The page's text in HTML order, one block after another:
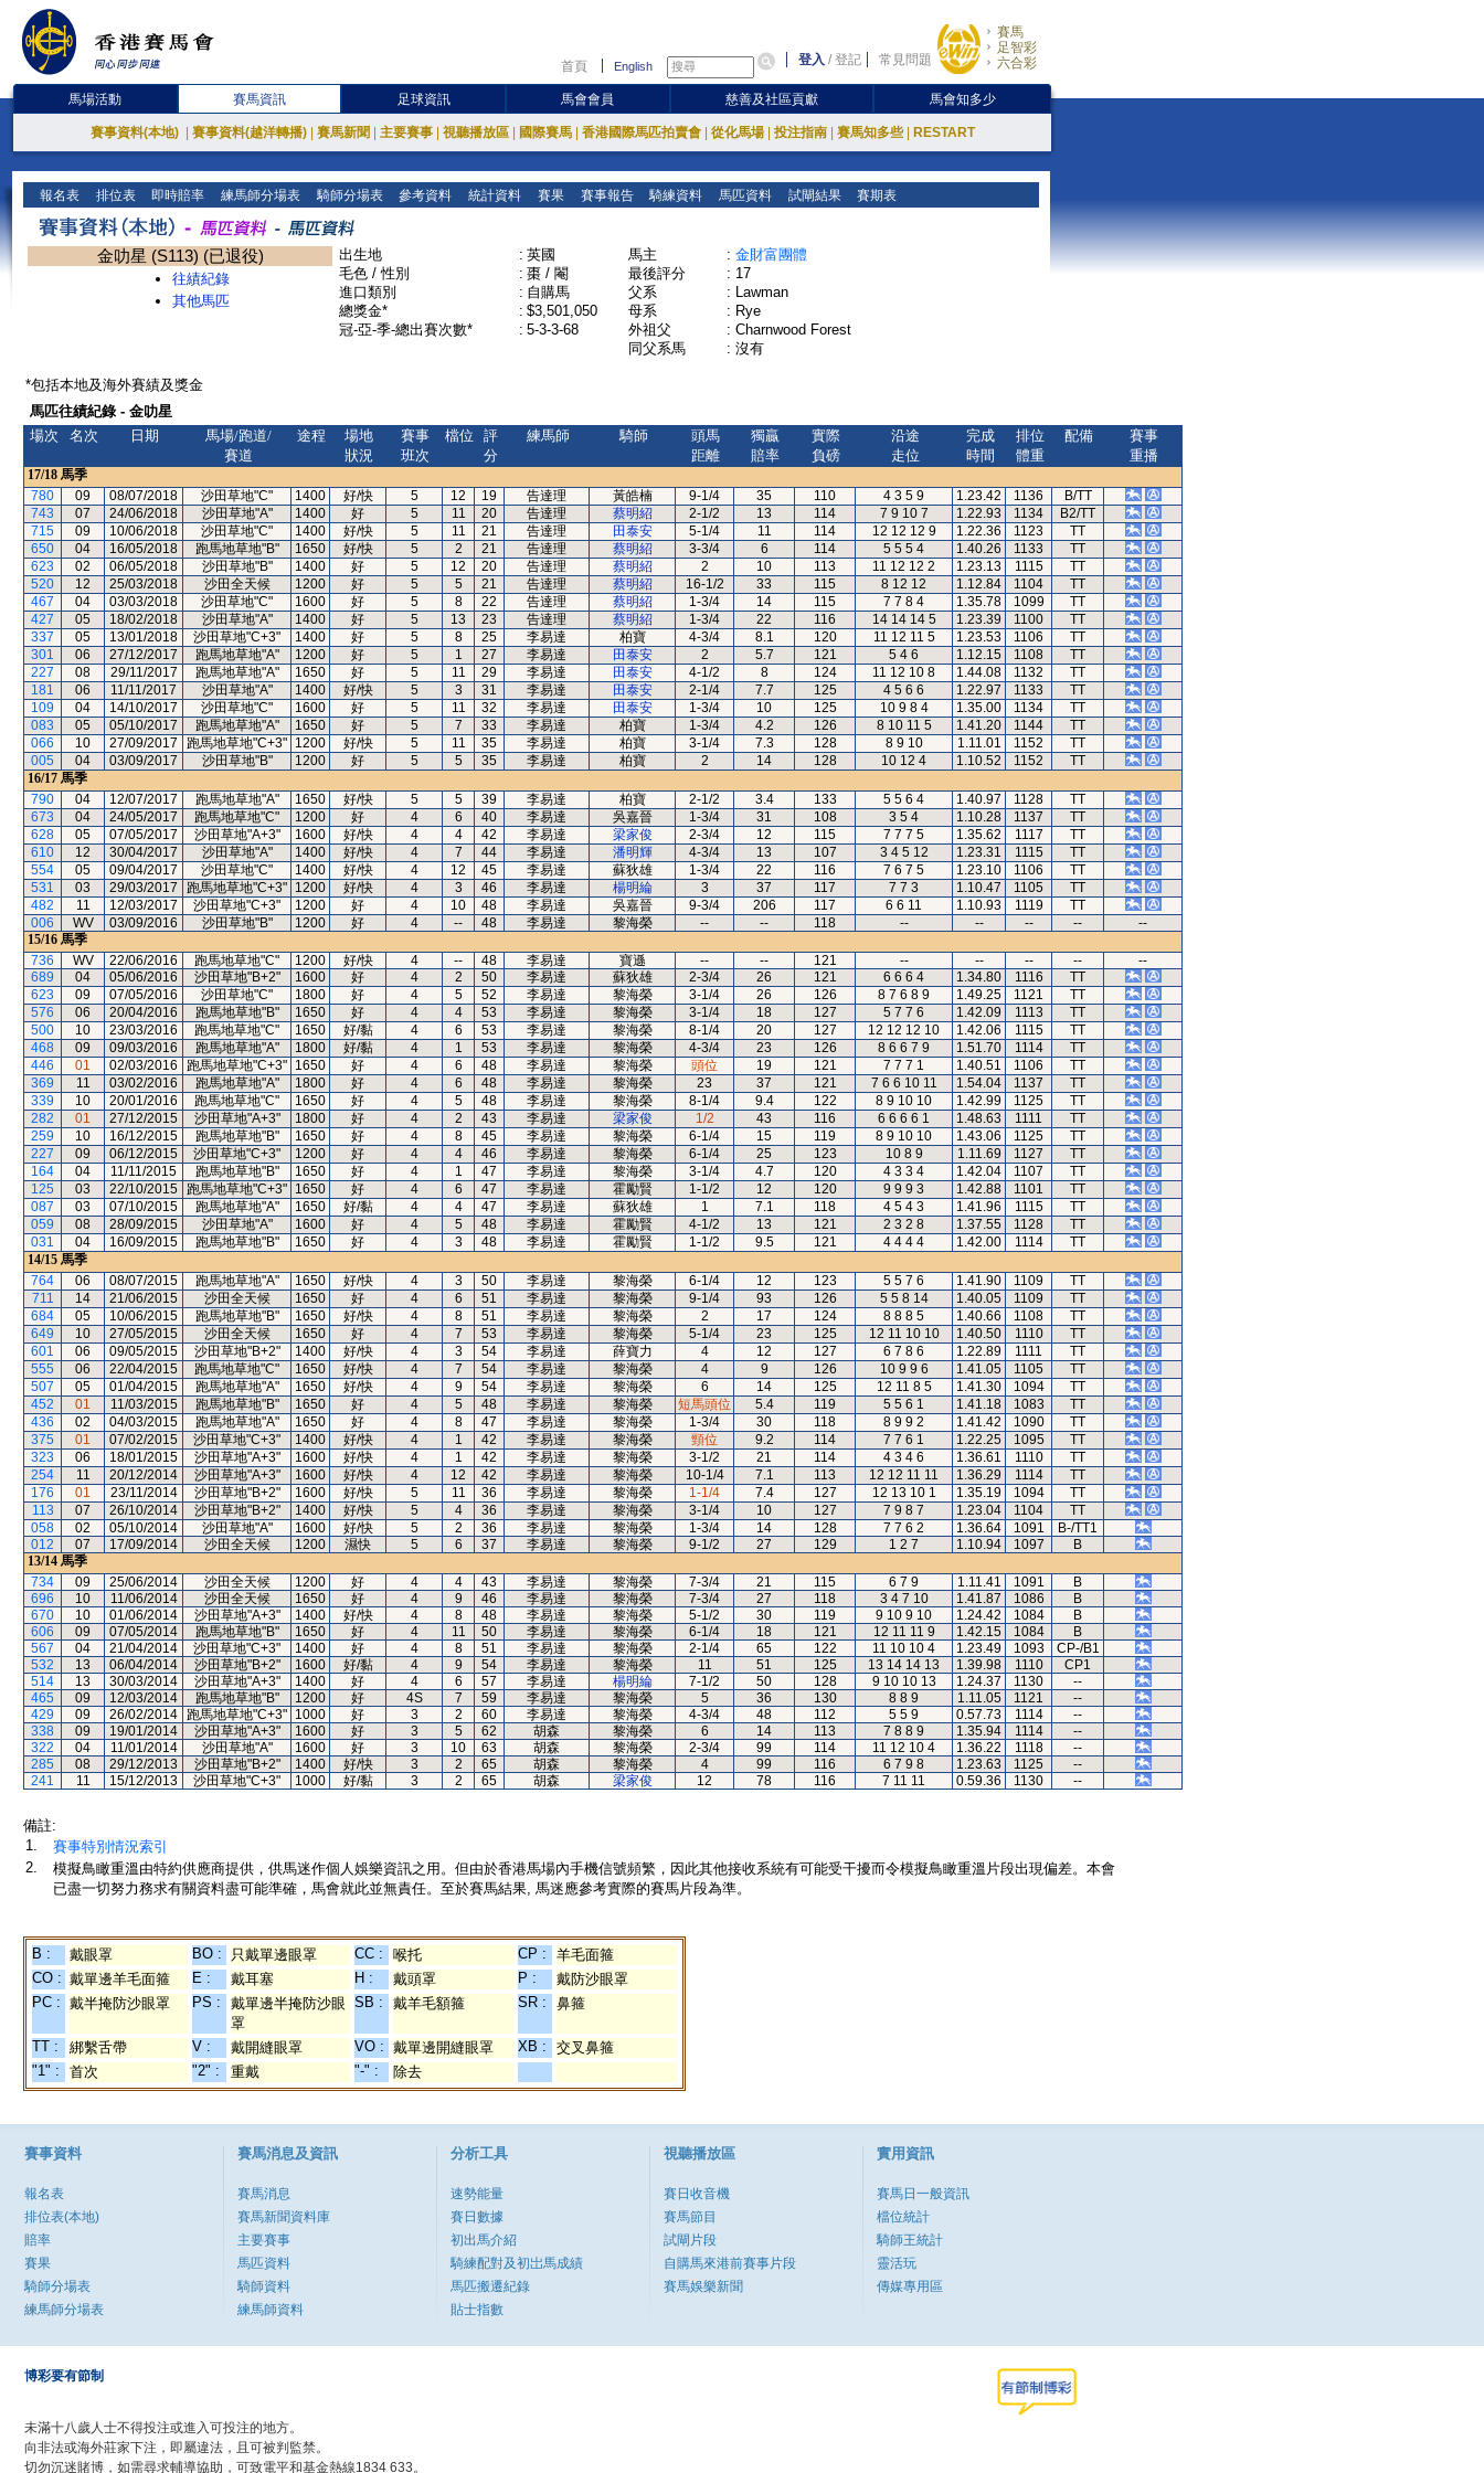
首頁 English 登入 /登記 常見問題
賽馬
足智彩
六合彩
馬場活動 賽馬資訊 足球資訊 馬會會員 慈善及社區貢獻 馬會知多少
賽事資料(本地) 賽事資料(越洋轉播) 賽馬新聞 主要賽事 視聽播放區 國際賽馬 香港國際馬匹拍賣會 從化馬場 投注指南 賽馬知多些 RESTART
報名表 排位表 即時賠率 練馬師分場表 騎師分場表 參考資料 統計資料 賽果 賽事報告 騎練資料 馬匹資料 試閘結果 賽期表
金叻星 (S113) (已退役)
往績紀錄
其他馬匹
出生地 : 英國
毛色 / 性別
: 棗 / 閹
進口類別
: 自購馬
總獎金*
: $3,501,050
冠-亞-季-總出賽次數*
: 5-3-3-68
馬主 : 金財富團體
最後評分
: 17
父系
: Lawman
母系
: Rye
外祖父
: Charnwood Forest
同父系馬
: 沒有
*包括本地及海外賽績及獎金
馬匹往績紀錄 - 金叻星
場次
名次 日期
馬場/跑道/
賽道
途程
場地
狀況
賽事
班次
檔位
評
分
練馬師 騎師
頭馬
距離
獨贏
賠率
實際
負磅
沿途
走位
完成
時間
排位
體重
配備
賽事
重播
17/18 馬季
780
09 08/07/2018 沙田草地"C" 1400 好/快 5 12 19 告達理 黃皓楠 9-1/4 35 110 4 3 5 9 1.23.42 1136
B/TT
743
07 24/06/2018 沙田草地"A" 1400 好 5 11 20 告達理 蔡明紹 2-1/2 13 114 7 9 10 7 1.22.93 1134
B2/TT
715
09 10/06/2018 沙田草地"C" 1400 好/快 5 11 21 告達理 田泰安 5-1/4 11 114 12 12 12 9 1.22.36 1123
TT
650
04 16/05/2018 跑馬地草地"B" 1650 好/快 5 2 21 告達理 蔡明紹 3-3/4 6 114 5 5 5 4 1.40.26 1133
TT
623
02 06/05/2018 沙田草地"B" 1400 好 5 12 20 告達理 蔡明紹 2 10 113 11 12 12 2 1.23.13 1115
TT
520
12 25/03/2018 沙田全天候 1200 好 5 5 21 告達理 蔡明紹 16-1/2 33 115 8 12 12 1.12.84 1104
TT
467
04 03/03/2018 沙田草地"C" 1600 好 5 8 22 告達理 蔡明紹 1-3/4 14 115 7 7 8 4 1.35.78 1099
TT
427
05 18/02/2018 沙田草地"A" 1400 好 5 13 23 告達理 蔡明紹 1-3/4 22 116 14 14 14 5 1.23.39 1100
TT
337
05 13/01/2018 沙田草地"C+3" 1400 好 5 8 25 李易達 柏寶 4-3/4 8.1 120 11 12 11 5 1.23.53 1106
TT
301
06 27/12/2017 跑馬地草地"A" 1200 好 5 1 27 李易達 田泰安 2 5.7 121 5 4 6 1.12.15 1108
TT
227
08 29/11/2017 跑馬地草地"A" 1650 好 5 11 29 李易達 田泰安 4-1/2 8 124 11 12 10 8 1.44.08 1132
TT
181
06 11/11/2017 沙田草地"A" 1400 好/快 5 3 31 李易達 田泰安 2-1/4 7.7 125 4 5 6 6 1.22.97 1133
TT
109
04 14/10/2017 沙田草地"C" 1600 好 5 11 32 李易達 田泰安 1-3/4 10 125 10 9 8 4 1.35.00 1134
TT
083
05 05/10/2017 跑馬地草地"A" 1650 好 5 7 33 李易達 柏寶 1-3/4 4.2 126 8 10 11 5 1.41.20 1144
TT
066
10 27/09/2017 跑馬地草地"C+3" 1200 好/快 5 11 35 李易達 柏寶 3-1/4 7.3 128 8 9 10 1.11.01 1152
TT
005
04 03/09/2017 沙田草地"B" 1200 好 5 5 35 李易達 柏寶 2 14 128 10 12 4 1.10.52 1152
TT
16/17 馬季
790
04 12/07/2017 跑馬地草地"A" 1650 好/快 5 5 39 李易達 柏寶 2-1/2 3.4 133 5 5 6 4 1.40.97 1128
TT
673
04 24/05/2017 跑馬地草地"C" 1200 好 4 6 40 李易達 吳嘉晉 1-3/4 31 108 3 5 4 1.10.28 1137
TT
628
05 07/05/2017 沙田草地"A+3" 1600 好/快 4 4 42 李易達 梁家俊 2-3/4 12 115 7 7 7 5 1.35.62 1117
TT
610
12 30/04/2017 沙田草地"A" 1400 好/快 4 7 44 李易達 潘明輝 4-3/4 13 107 3 4 5 12 1.23.31 1115
TT
554
05 09/04/2017 沙田草地"C" 1400 好/快 4 12 45 李易達 蘇狄雄 1-3/4 22 116 7 6 7 5 1.23.10 1106
TT
531
03 29/03/2017 跑馬地草地"C+3" 1200 好/快 4 3 46 李易達 楊明綸 3 37 117 7 7 3 1.10.47 1105
TT
482
11 12/03/2017 沙田草地"C+3" 1200 好 4 10 48 李易達 吳嘉晉 9-3/4 206 117 6 6 11 1.10.93 1119
TT
006
WV 03/09/2016 沙田草地"B" 1200 好 4 -- 48 李易達 黎海榮 -- -- 118 -- -- -- --
--
15/16 馬季
736
WV 22/06/2016 跑馬地草地"C" 1200 好/快 4 -- 48 李易達 寶遜 -- -- 121 -- -- -- --
--
689
04 05/06/2016 沙田草地"B+2" 1600 好 4 2 50 李易達 蘇狄雄 2-3/4 26 121 6 6 6 4 1.34.80 1116
TT
623
09 07/05/2016 沙田草地"C" 1800 好 4 5 52 李易達 黎海榮 3-1/4 26 126 8 7 6 8 9 1.49.25 1121
TT
576
06 20/04/2016 跑馬地草地"B" 1650 好 4 4 53 李易達 黎海榮 3-1/4 18 127 5 7 7 6 1.42.09 1113
TT
500
10 23/03/2016 跑馬地草地"C" 1650 好/黏 4 6 53 李易達 黎海榮 8-1/4 20 127 12 12 12 10 1.42.06 1115
TT
468
09 09/03/2016 跑馬地草地"A" 1800 好/黏 4 1 53 李易達 黎海榮 4-3/4 23 126 8 6 6 7 9 1.51.70 1114
TT
446
01 02/03/2016 跑馬地草地"C+3" 1650 好 4 6 48 李易達 黎海榮 頭位 19 121 7 7 7 1 1.40.51 1106
TT
369
11 03/02/2016 跑馬地草地"A" 1800 好 4 6 48 李易達 黎海榮 23 37 121 7 6 6 10 11 1.54.04 1137
TT
339
10 20/01/2016 跑馬地草地"C" 1650 好 4 5 48 李易達 黎海榮 8-1/4 9.4 122 8 9 10 10 1.42.99 1125
TT
282
01 27/12/2015 沙田草地"A+3" 1800 好 4 2 43 李易達 梁家俊 1/2 43 116 6 6 6 6 1 1.48.63 1111
TT
259
10 16/12/2015 跑馬地草地"B" 1650 好 4 8 45 李易達 黎海榮 6-1/4 15 119 8 9 10 10 1.43.06 1125
TT
227
09 06/12/2015 沙田草地"C+3" 1200 好 4 4 46 李易達 黎海榮 6-1/4 25 123 10 8 9 1.11.69 1127
TT
164
04 11/11/2015 跑馬地草地"B" 1650 好 4 1 47 李易達 黎海榮 3-1/4 4.7 120 4 3 3 4 1.42.04 1107
TT
125
03 22/10/2015 跑馬地草地"C+3" 1650 好 4 6 47 李易達 霍勵賢 1-1/2 12 120 9 9 9 3 1.42.88 1101
TT
087
03 07/10/2015 跑馬地草地"A" 1650 好/黏 4 4 47 李易達 蘇狄雄 1 7.1 118 4 5 4 3 1.41.96 1115
TT
059
08 28/09/2015 沙田草地"A" 1600 好 4 5 48 李易達 霍勵賢 4-1/2 13 121 2 3 2 8 1.37.55 1128
TT
031
04 16/09/2015 跑馬地草地"B" 1650 好 4 3 48 李易達 霍勵賢 1-1/2 9.5 121 4 4 4 4 1.42.00 1114
TT
14/15 馬季
764
06 08/07/2015 跑馬地草地"A" 1650 好/快 4 3 50 李易達 黎海榮 6-1/4 12 123 5 5 7 6 1.41.90 1109
TT
711
14 21/06/2015 沙田全天候 1650 好 4 6 51 李易達 黎海榮 9-1/4 93 126 5 5 8 14 1.40.05 1109
TT
684
05 10/06/2015 跑馬地草地"B" 1650 好/快 4 8 51 李易達 黎海榮 2 17 124 8 8 8 5 1.40.66 1108
TT
649
10 27/05/2015 沙田全天候 1650 好 4 7 53 李易達 黎海榮 5-1/4 23 125 12 11 10 10 1.40.50 1110
TT
601
06 09/05/2015 沙田草地"B+2" 1400 好/快 4 3 54 李易達 薛寶力 4 12 127 6 7 8 6 1.22.89 1111
TT
555
06 22/04/2015 跑馬地草地"C" 1650 好/快 4 7 54 李易達 黎海榮 4 9 126 10 9 9 6 1.41.05 1105
TT
507
05 01/04/2015 跑馬地草地"A" 1650 好/快 4 9 54 李易達 黎海榮 6 14 125 12 11 8 5 1.41.30 1094
TT
452
01 11/03/2015 跑馬地草地"B" 1650 好 4 5 48 李易達 黎海榮 短馬頭位 5.4 119 5 5 6 1 1.41.18 1083
TT
436
02 04/03/2015 跑馬地草地"A" 1650 好 4 8 47 李易達 黎海榮 1-3/4 30 118 8 9 9 2 1.41.42 1090
TT
375
01 07/02/2015 沙田草地"C+3" 1400 好/快 4 1 42 李易達 黎海榮 頸位 9.2 114 7 7 6 1 1.22.25 1095
TT
323
06 18/01/2015 沙田草地"A+3" 1600 好/快 4 1 42 李易達 黎海榮 3-1/2 21 114 4 3 4 6 1.36.61 1110
TT
254
11 20/12/2014 沙田草地"A+3" 1600 好/快 4 12 42 李易達 黎海榮 10-1/4 7.1 113 12 12 11 11 1.36.29 1114
TT
176
01 23/11/2014 沙田草地"B+2" 1600 好/快 5 11 36 李易達 黎海榮 1-1/4 7.4 127 12 13 10 1 1.35.19 1094
TT
113
07 26/10/2014 沙田草地"B+2" 1400 好/快 5 4 36 李易達 黎海榮 3-1/4 10 127 7 9 8 7 1.23.04 1104
TT
058
02 05/10/2014 沙田草地"A" 1600 好/快 5 2 36 李易達 黎海榮 1-3/4 14 128 7 7 6 2 1.36.64 1091
B-/TT1
012
07 17/09/2014 沙田全天候 1200 濕快 5 6 37 李易達 黎海榮 9-1/2 27 129 1 2 7 1.10.94 1097
B
13/14 馬季
734
09 25/06/2014 沙田全天候 1200 好 4 4 43 李易達 黎海榮 7-3/4 21 115 6 7 9 1.11.41 1091
B
696
10 11/06/2014 沙田全天候 1650 好 4 9 46 李易達 黎海榮 7-3/4 27 118 3 4 7 10 1.41.87 1086
B
670
10 01/06/2014 沙田草地"A+3" 1400 好/快 4 8 48 李易達 黎海榮 5-1/2 30 119 9 10 9 10 1.24.42 1084
B
606
09 07/05/2014 跑馬地草地"B" 1650 好 4 11 50 李易達 黎海榮 6-1/4 18 121 12 11 11 9 1.42.15 1084
B
567
04 21/04/2014 沙田草地"C+3" 1400 好 4 8 51 李易達 黎海榮 2-1/4 65 122 11 10 10 4 1.23.49 1093
CP-/B1
532
13 06/04/2014 沙田草地"B+2" 1600 好/黏 4 9 54 李易達 黎海榮 11 51 125 13 14 14 13 1.39.98 1110
CP1
514
13 30/03/2014 沙田草地"A+3" 1400 好 4 6 57 李易達 楊明綸 7-1/2 50 128 9 10 10 13 1.24.37 1130
--
465
09 12/03/2014 跑馬地草地"B" 1200 好 4S 7 59 李易達 黎海榮 5 36 130 8 8 9 1.11.05 1121
--
429
09 26/02/2014 跑馬地草地"C+3" 1000 好 3 2 60 李易達 黎海榮 4-3/4 48 112 5 5 9 0.57.73 1114
--
338
09 19/01/2014 沙田草地"A+3" 1600 好 3 5 62 胡森 黎海榮 6 14 113 7 8 8 9 1.35.94 1114
--
322
04 11/01/2014 沙田草地"A" 1600 好 3 10 63 胡森 黎海榮 2-3/4 99 114 11 12 10 4 1.36.22 1118
--
285
08 29/12/2013 沙田草地"B+2" 1400 好/快 3 2 65 胡森 黎海榮 4 99 116 6 7 9 8 1.23.63 1125
--
241
11 15/12/2013 沙田草地"C+3" 1000 好/黏 3 2 65 胡森 梁家俊 12 78 116 7 11 11 0.59.36 1130 --
備註:
1.
賽事特別情況索引
2.
模擬鳥瞰重溫由特約供應商提供，供馬迷作個人娛樂資訊之用。但由於香港馬場內手機信號頻繁，因此其他接收系統有可能受干擾而令模擬鳥瞰重溫片段出現偏差。本會
已盡一切努力務求有關資料盡可能準確，馬會就此並無責任。至於賽馬結果, 馬迷應參考實際的賽馬片段為準。
B : 戴眼罩 BO : 只戴單邊眼罩 CC : 喉托 CP :
羊毛面箍
CO : 戴單邊羊毛面箍 E : 戴耳塞 H : 戴頭罩 P :
戴防沙眼罩
PC : 戴半掩防沙眼罩 PS :
戴單邊半掩防沙眼
罩
SB : 戴羊毛額箍 SR : 鼻箍
TT : 綁繫舌帶 V : 戴開縫眼罩 VO : 戴單邊開縫眼罩 XB :
交叉鼻箍
"1" :
首次 "2" : 重戴 "-" : 除去
賽事資料
報名表
排位表(本地)
賠率
賽果
騎師分場表
練馬師分場表
賽馬消息及資訊
賽馬消息
賽馬新聞資料庫
主要賽事
馬匹資料
騎師資料
練馬師資料
分析工具
速勢能量
賽日數據
初出馬介紹
騎練配對及初岀馬成績
馬匹搬遷紀錄
貼士指數
視聽播放區
賽日收音機
賽馬節目
試閘片段
自購馬來港前賽事片段
賽馬娛樂新聞
實用資訊
賽馬日一般資訊
檔位統計
騎師王統計
靈活玩
傳媒專用區
博彩要有節制
未滿十八歲人士不得投注或進入可投注的地方。
向非法或海外莊家下注，即屬違法，且可被判監禁。
切勿沉迷賭博，如需尋求輔導協助，可致電平和基金熱線1834 633。